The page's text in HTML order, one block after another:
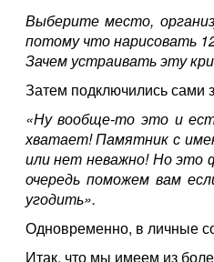
Выберите место,
потому что нарисовать
Зачем устраивать эту
Затем подключились сами
«Ну вообще-то это и
хватает! Памятник с
или нет неважно! Но это
очередь поможем вам
угодить».
Одновременно, в личные
Итак, что мы имеем из